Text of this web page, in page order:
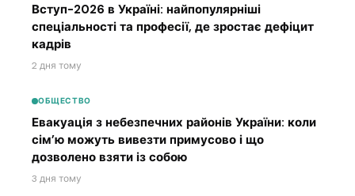
Вступ-2026 в Україні: найпопулярніші
спеціальності та професії, де зростає дефіцит
кадрів
2 дня тому
ОБЩЕСТВО
Евакуація з небезпечних районів України: коли
сім’ю можуть вивезти примусово і що
дозволено взяти із собою
3 дня тому